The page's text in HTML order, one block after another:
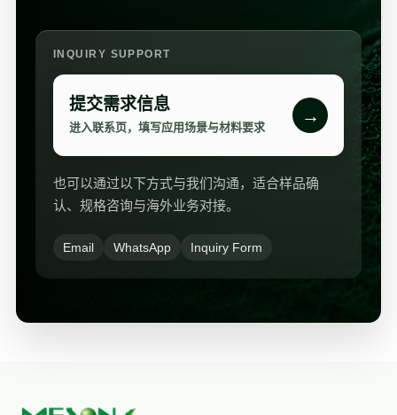
INQUIRY SUPPORT
提交需求信息
进入联系页，填写应用场景与材料要求
→
也可以通过以下方式与我们沟通，适合样品确
认、规格咨询与海外业务对接。
Email WhatsApp Inquiry Form